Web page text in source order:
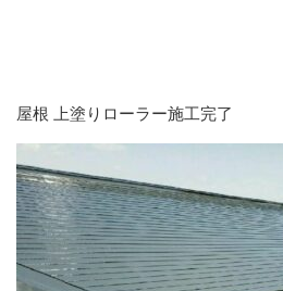
屋根 上塗りローラー施工完了